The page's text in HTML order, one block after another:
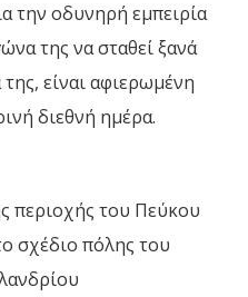
την οδυνηρή εμπειρία
της να σταθεί ξανά
είναι αφιερωμένη
διεθνή ημέρα.
περιοχής του Πεύκου
σχέδιο πόλης του